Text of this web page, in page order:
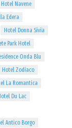
Hotel Navene
Edera
Hotel Donna Sivia
Park Hotel
Onda Blu
Hotel Zodiaco
La Romantica
Du Lac
Antico Borgo